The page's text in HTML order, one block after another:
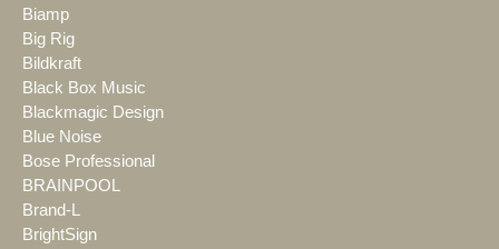
Biamp
Big Rig
Bildkraft
Black Box Music
Blackmagic Design
Blue Noise
Bose Professional
BRAINPOOL
Brand-L
BrightSign